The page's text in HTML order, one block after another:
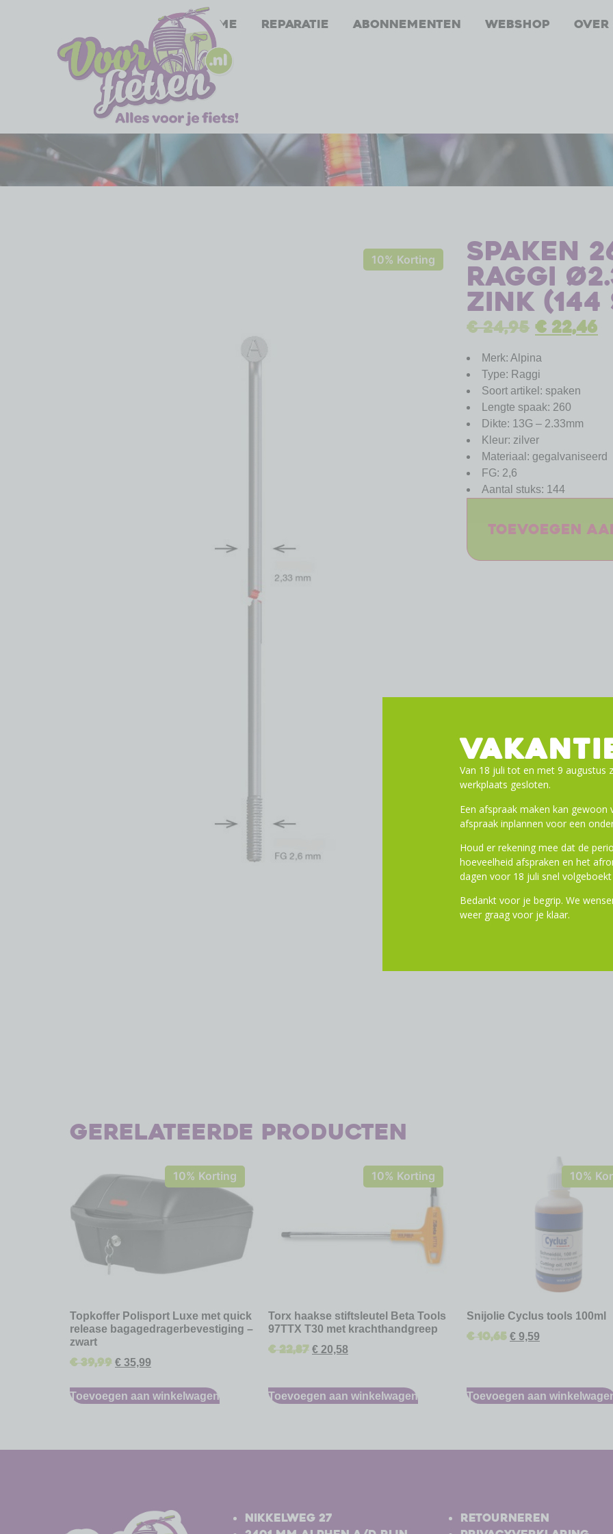
Home Reparatie Abonnementen Webshop Over
10% Korting Spaken
Raggi
zink
€24,95 €22,46
Merk: Alpina
Type: Raggi
Soort artikel: spaken
Lengte spaak: 260
Dikte: 13G – 2.33mm
Kleur: zilver
Materiaal: gegalvaniseerd
FG: 2,6
Aantal stuks: 144
Toevoegen
Gerelateerde producten
10% Korting
Topkoffer Polisport Luxe met quick
release bagagedragerbevestiging –
zwart
€39,99 € 35,99
Toevoegen aan winkelwagen
10% Korting
Torx haakse stiftsleutel Beta Tools
97TTX T30 met krachthandgreep
€22,87 € 20,58
Toevoegen aan winkelwagen
10%
Snijolie Cyclus tools 100ml
€10,65 € 9,59
Toevoegen aan
Nikkelweg 27
Retourneren
Van 18 juli tot en met 9 augustus
werkplaats gesloten.
Een afspraak maken kan gewoon
afspraak inplannen voor een
Houd er rekening mee dat de
hoeveelheid afspraken en het
dagen voor 18 juli snel
Bedankt voor je begrip. We
weer graag voor je klaar.